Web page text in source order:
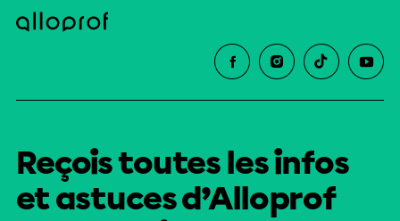
Reçois toutes les infos
et astuces d’Alloprof